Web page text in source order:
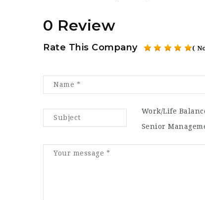
0 Review
Rate This Company (
Work/Life
Senior